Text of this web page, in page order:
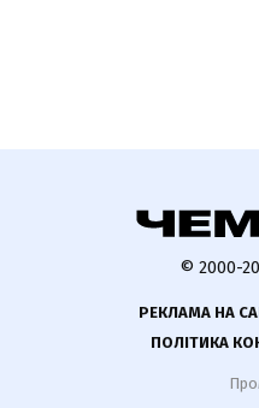
© 2000-
РЕКЛАМА НА
ПОЛІТИКА